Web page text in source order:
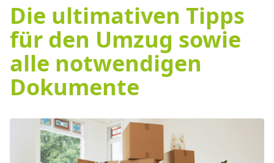
Die ultimativen Tipps
für den Umzug sowie
alle notwendigen
Dokumente